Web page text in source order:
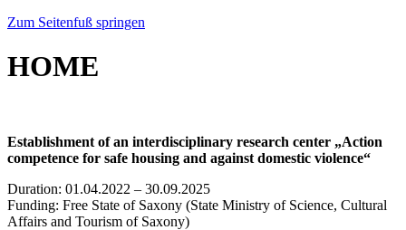
Zum Seitenfuß springen
HOME
Establishment of an interdisciplinary research center „Action
competence for safe housing and against domestic violence“
Duration: 01.04.2022 – 30.09.2025
Funding: Free State of Saxony (State Ministry of Science, Cultural
Affairs and Tourism of Saxony)